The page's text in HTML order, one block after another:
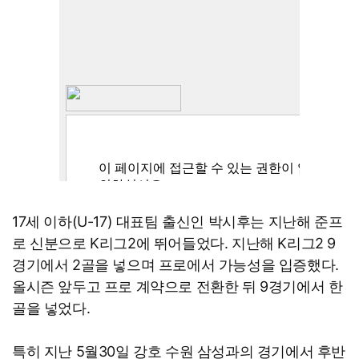
17세 이하(U-17) 대표팀 출신인 박시후는 지난해 준프
로 신분으로 K리그2에 뛰어들었다. 지난해 K리그2 9
경기에서 2골을 넣으며 프로에서 가능성을 입증했다.
올시즌 앞두고 프로 계약으로 전환한 뒤 9경기에서 한
골을 넣었다.
특히 지난 5월30일 강호 수원 삼성과의 경기에서 후반